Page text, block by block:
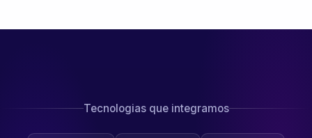
Tecnologias que integramos